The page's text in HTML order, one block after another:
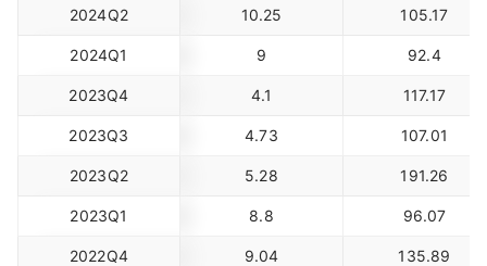
2024Q2 10.25 105.17
2024Q1 9 92.4
2023Q4 4.1 117.17
2023Q3 4.73 107.01
2023Q2 5.28 191.26
2023Q1 8.8 96.07
2022Q4 9.04 135.89